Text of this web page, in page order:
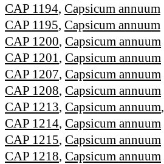
CAP 1194, Capsicum annuum
CAP 1195, Capsicum annuum
CAP 1200, Capsicum annuum
CAP 1201, Capsicum annuum
CAP 1207, Capsicum annuum
CAP 1208, Capsicum annuum
CAP 1213, Capsicum annuum,
CAP 1214, Capsicum annuum
CAP 1215, Capsicum annuum
CAP 1218, Capsicum annuum